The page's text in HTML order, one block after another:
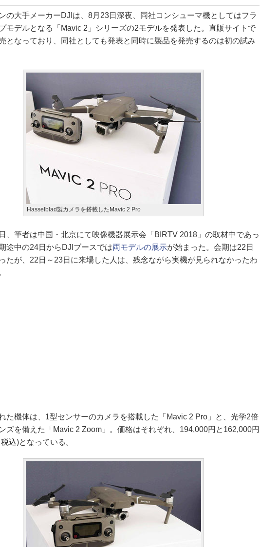
の大手メーカーDJIは、8月23日深夜、同社コンシューマ機としてはフラ
モデルとなる「Mavic 2」シリーズの2モデルを発表した。直販サイトで
となっており、同社としても発表と同時に製品を発売するのは初の試み
Hasselblad製カメラを搭載したMavic 2 Pro
、筆者は中国・北京にて映像機器展示会「BIRTV 2018」の取材中であっ
途中の24日からDJIブースでは両モデルの展示が始まった。会期は22日
たが、22日～23日に来場した人は、残念ながら実機が見られなかったわ
た機体は、1型センサーのカメラを搭載した「Mavic 2 Pro」と、光学2倍
ズを備えた「Mavic 2 Zoom」。価格はそれぞれ、194,000円と162,000円
込)となっている。